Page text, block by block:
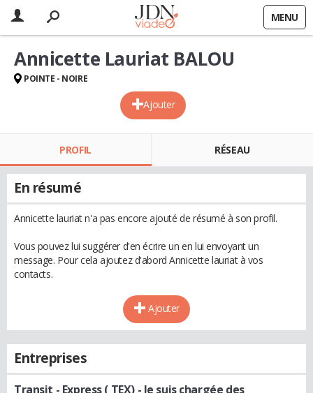
MENU
Ajouter
Annicette Lauriat BALOU
POINTE - NOIRE
PROFIL RÉSEAU
En résumé
Annicette lauriat n'a pas encore ajouté de résumé à son profil.
Vous pouvez lui suggérer d'en écrire un en lui envoyant un
message. Pour cela ajoutez d'abord Annicette lauriat à vos
contacts.
Ajouter
Entreprises
Transit - Express ( TEX)- Je suis chargée des